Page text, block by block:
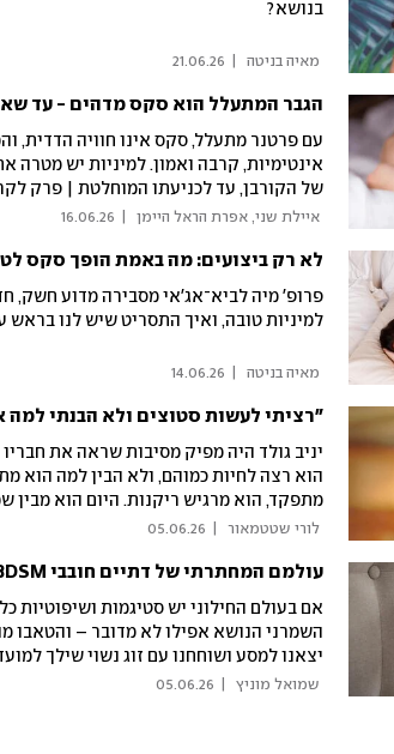
בנושא?
מאיה בניטה 21.06.26
הגבר המתעלל הוא סקס מדהים - עד
עם פרטנר מתעלל, סקס אינו חוויה הדדית,
אינטימיות, קרבה ואמון. למיניות יש
של הקורבן, עד לכניעתו המוחלטת | פרק
איילת שני, אפרת הראל היימן 16.06.26
לא רק ביצועים: מה באמת הופך סקס
פרופ' מיה לביא־אג'אי מסבירה מדוע חשק,
למיניות טובה, ואיך התסריט שיש לנו בראש
מאיה בניטה 14.06.26
"רציתי לעשות סטוצים ולא הבנתי
יניב גולד היה מפיק מסיבות שראה את
הוא רצה לחיות כמוהם, ולא הבין למה הוא
מתפקד, הוא מרגיש ריקנות. היום הוא מבין
ומלמד צעירים איך להיות קשובים לגוף
לורי שטטמאור 05.06.26
עולמם המחתרתי של דתיים חובבי BDSM: "הבנתי שככה השם ברא אותי"
אם בעולם החילוני יש סטיגמות ושיפוטיות
השמרני הנושא אפילו לא מדובר – והטאבו
שרואה במיניות דרך לחוות את אלוהים
שמואל מוניץ 05.06.26